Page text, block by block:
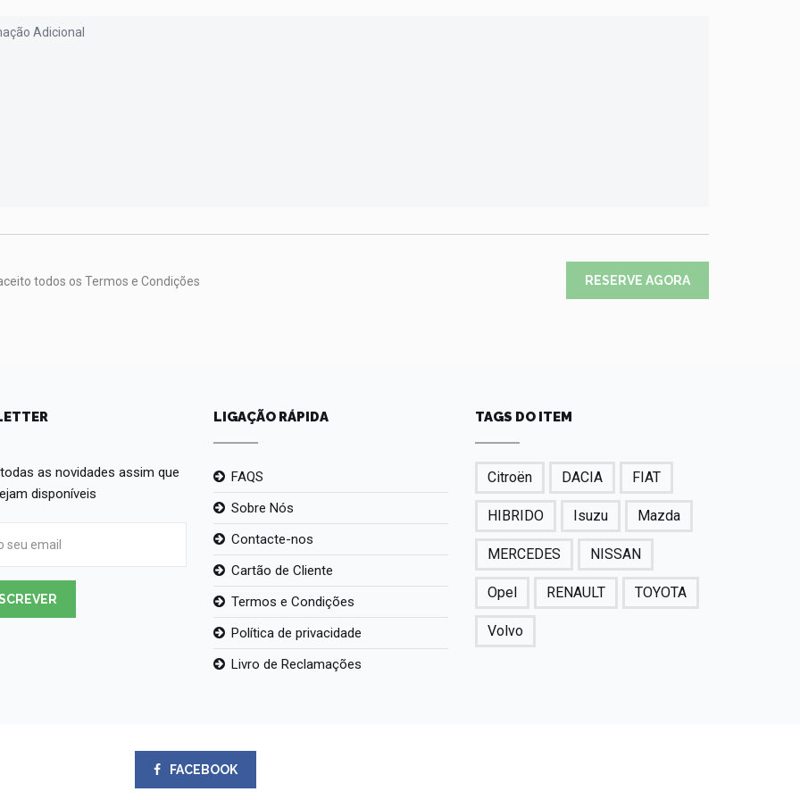
todos os Termos e Condições RESERVE AGORA
as novidades assim que
disponíveis
LIGAÇÃO RÁPIDA
FAQS
Sobre Nós
Contacte-nos
Cartão de Cliente
Termos e Condições
Política de privacidade
Livro de Reclamações
TAGS DO ITEM
Citroën DACIA FIAT
HIBRIDO Isuzu Mazda
MERCEDES NISSAN
Opel RENAULT TOYOTA
Volvo
FACEBOOK